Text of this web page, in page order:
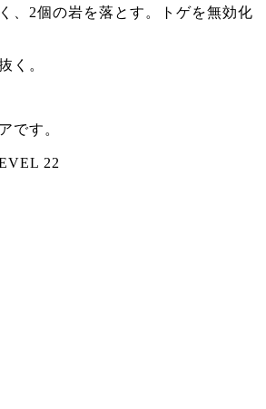
、2個の岩を落とす。トゲを無効化
く。
です。
22